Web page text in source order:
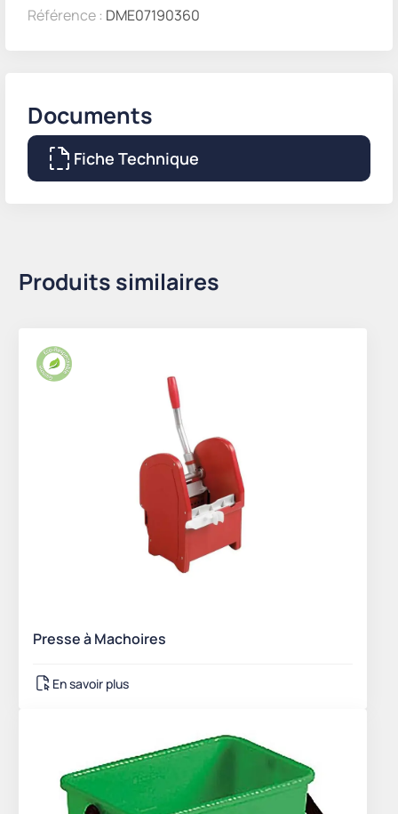
Référence : DME07190360
Documents
Fiche Technique
Produits similaires
Presse à Machoires
En savoir plus